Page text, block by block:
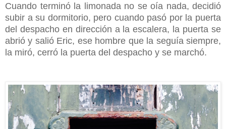
Cuando terminó la limonada no se oía nada, decidió
subir a su dormitorio, pero cuando pasó por la puerta
del despacho en dirección a la escalera, la puerta se
abrió y salió Eric, ese hombre que la seguía siempre,
la miró, cerró la puerta del despacho y se marchó.